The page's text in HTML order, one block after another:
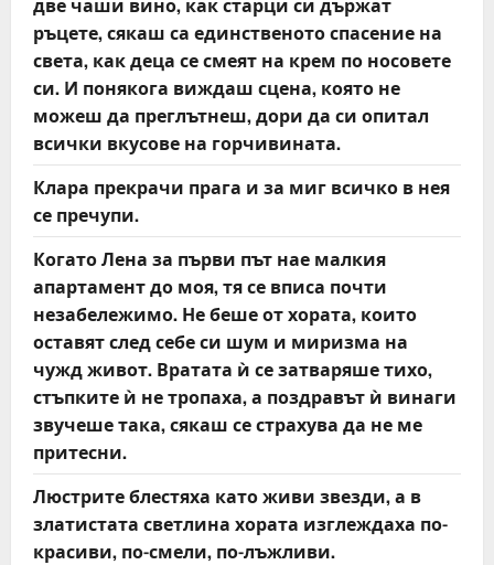
ръцете, сякаш са единственото спасение на
света, как деца се смеят на крем по носовете
си. И понякога виждаш сцена, която не
можеш да преглътнеш, дори да си опитал
всички вкусове на горчивината.
Клара прекрачи прага и за миг всичко в нея
се пречупи.
Когато Лена за първи път нае малкия
апартамент до моя, тя се вписа почти
незабележимо. Не беше от хората, които
оставят след себе си шум и миризма на
чужд живот. Вратата ѝ се затваряше тихо,
стъпките ѝ не тропаха, а поздравът ѝ винаги
звучеше така, сякаш се страхува да не ме
притесни.
Люстрите блестяха като живи звезди, а в
златистата светлина хората изглеждаха по-
красиви, по-смели, по-лъжливи.